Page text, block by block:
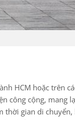
HCM hoặc trên
công cộng, mang
thời gian di chuyển,